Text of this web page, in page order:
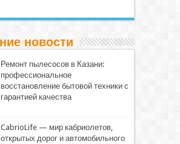
новости
Ремонт пылесосов в Казани:
профессиональное
восстановление бытовой техники с
гарантией качества
CabrioLife — мир кабриолетов,
открытых дорог и автомобильного